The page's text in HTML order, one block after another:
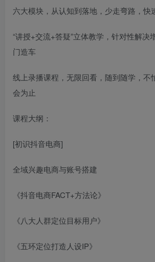
六大模块，从认知到落地，少走弯路，快
“讲授+交流+答疑”立体教学，针对性解决
门造车
线上录播课程，无限回看，随到随学，不
会为止
课程大纲：
[初识抖音电商]
全域兴趣电商与账号搭建
《抖音电商FACT+方法论》
《八大人群定位目标用户》
《五环定位打造人设IP》